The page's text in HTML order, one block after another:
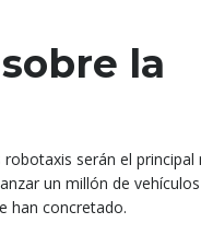
la
robotaxis serán el
un millón de vehículos
han concretado.